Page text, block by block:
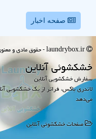
صفحه اخبار
خشكشوئی آنلاین
سفارش خشکشویی آنلاین
لاندری باکس، فراتر از یک خشکشویی
می‌دهد
صفحات خشكشوئی آنلاین